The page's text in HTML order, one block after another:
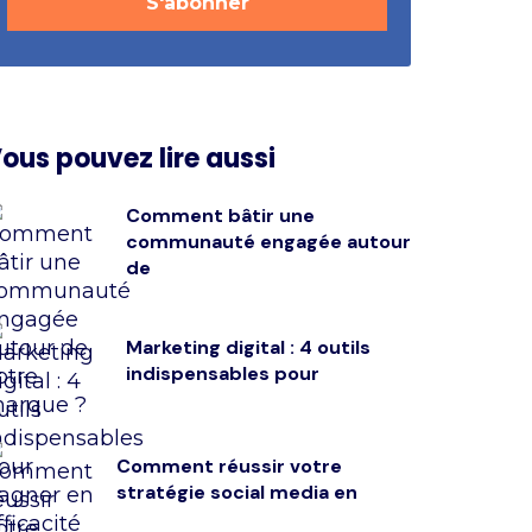
pouvez lire aussi
Comment bâtir une
communauté engagée autour
de
Marketing digital : 4 outils
indispensables pour
Comment réussir votre
stratégie social media en